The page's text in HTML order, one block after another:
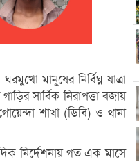
মানুষের নির্বিঘ্ন যাত্রা
সার্বিক নিরাপত্তা বজায়
শাখা (ডিবি) ও থানা
নির্দেশনায় গত এক মাসে